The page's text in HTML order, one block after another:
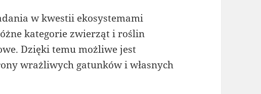
w kwestii ekosystemami
kategorie zwierząt i roślin
Dzięki temu możliwe jest
wrażliwych gatunków i własnych